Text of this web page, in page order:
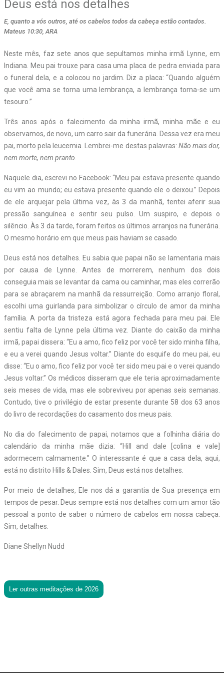
Deus está nos detalhes
E, quanto a vós outros, até os cabelos todos da cabeça estão contados.
Mateus 10:30, ARA
Neste mês, faz sete anos que sepultamos minha irmã Lynne, em
Indiana. Meu pai trouxe para casa uma placa de pedra enviada para
o funeral dela, e a colocou no jardim. Diz a placa: “Quando alguém
que você ama se torna uma lembrança, a lembrança torna-se um
tesouro.”
Três anos após o falecimento da minha irmã, minha mãe e eu
observamos, de novo, um carro sair da funerária. Dessa vez era meu
pai, morto pela leucemia. Lembrei-me destas palavras: Não mais dor,
nem morte, nem pranto.
Naquele dia, escrevi no Facebook: “Meu pai estava presente quando
eu vim ao mundo; eu estava presente quando ele o deixou.” Depois
de ele arquejar pela última vez, às 3 da manhã, tentei aferir sua
pressão sanguínea e sentir seu pulso. Um suspiro, e depois o
silêncio. Às 3 da tarde, foram feitos os últimos arranjos na funerária.
O mesmo horário em que meus pais haviam se casado.
Deus está nos detalhes. Eu sabia que papai não se lamentaria mais
por causa de Lynne. Antes de morrerem, nenhum dos dois
conseguia mais se levantar da cama ou caminhar, mas eles correrão
para se abraçarem na manhã da ressurreição. Como arranjo floral,
escolhi uma guirlanda para simbolizar o círculo de amor da minha
família. A porta da tristeza está agora fechada para meu pai. Ele
sentiu falta de Lynne pela última vez. Diante do caixão da minha
irmã, papai dissera: “Eu a amo, fico feliz por você ter sido minha filha,
e eu a verei quando Jesus voltar.” Diante do esquife do meu pai, eu
disse: “Eu o amo, fico feliz por você ter sido meu pai e o verei quando
Jesus voltar.” Os médicos disseram que ele teria aproximadamente
seis meses de vida, mas ele sobreviveu por apenas seis semanas.
Contudo, tive o privilégio de estar presente durante 58 dos 63 anos
do livro de recordações do casamento dos meus pais.
No dia do falecimento de papai, notamos que a folhinha diária do
calendário da minha mãe dizia: “Hill and dale [colina e vale]
adormecem calmamente.” O interessante é que a casa dela, aqui,
está no distrito Hills & Dales. Sim, Deus está nos detalhes.
Por meio de detalhes, Ele nos dá a garantia de Sua presença em
tempos de pesar. Deus sempre está nos detalhes com um amor tão
pessoal a ponto de saber o número de cabelos em nossa cabeça.
Sim, detalhes.
Diane Shellyn Nudd
Ler outras meditações de 2026